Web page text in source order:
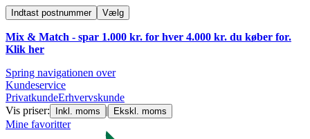
Indtast postnummer Vælg
Mix & Match - spar 1.000 kr. for hver 4.000 kr. du køber for.
Klik her
Spring navigationen over
Kundeservice
PrivatkundeErhvervskunde
Vis priser:
Inkl. moms | Ekskl. moms
Mine favoritter